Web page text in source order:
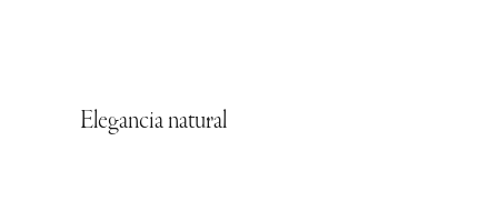
Elegancia natural